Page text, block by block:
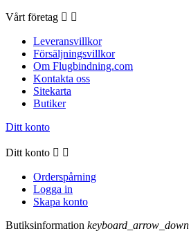
Vårt företag  
Leveransvillkor
Försäljningsvillkor
Om Flugbindning.com
Kontakta oss
Sitekarta
Butiker
Ditt konto
Ditt konto  
Orderspårning
Logga in
Skapa konto
Butiksinformation keyboard_arrow_down